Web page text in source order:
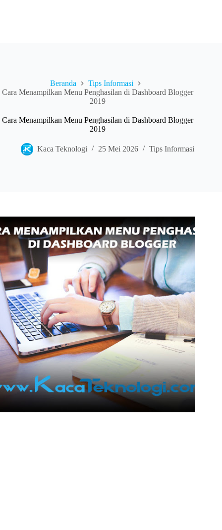
Beranda
Tips Informasi
Cara Menampilkan Menu Penghasilan di Dashboard Blogger
2019
Cara Menampilkan Menu Penghasilan di Dashboard Blogger
2019
Kaca Teknologi 25 Mei 2026 Tips Informasi